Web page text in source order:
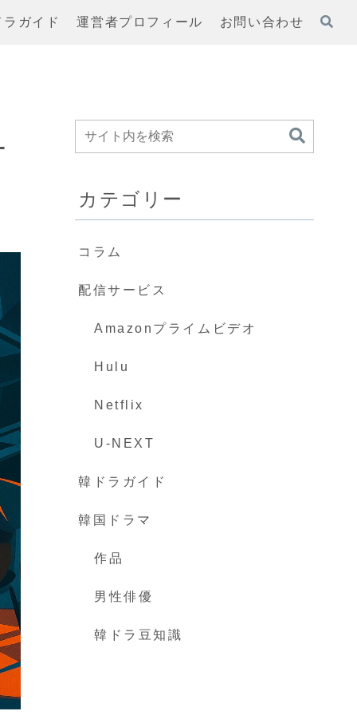
ラガイド 運営者プロフィール お問い合わせ
カテゴリー
コラム
配信サービス
Amazonプライムビデオ
Hulu
Netflix
U-NEXT
韓ドラガイド
韓国ドラマ
作品
男性俳優
韓ドラ豆知識